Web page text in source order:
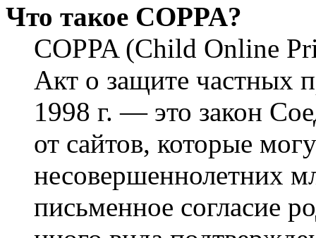
Что такое COPPA?
COPPA (Child Online
Акт о защите частных
1998 г. — это закон
от сайтов, которые
несовершеннолетних
письменное согласие